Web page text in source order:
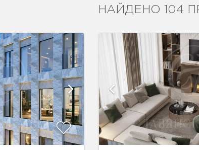
НАЙДЕНО 104
4 фотографии показать